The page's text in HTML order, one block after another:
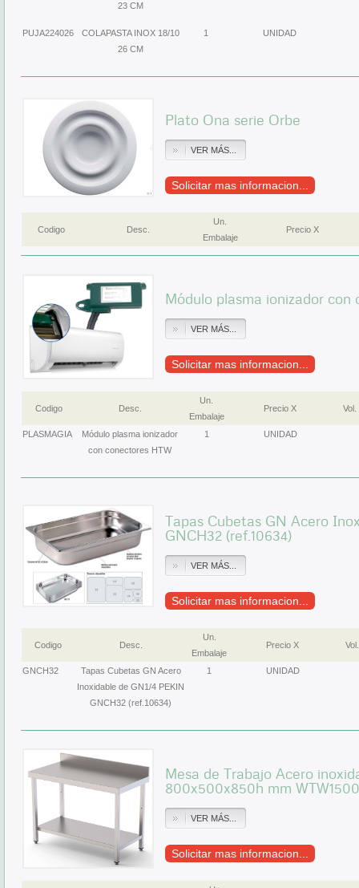
23 CM
PUJA224026
COLAPASTA INOX 18/10
26 CM
1 UNIDAD
Plato Ona serie Orbe
VER MÁS...
Solicitar mas informacion...
Codigo Desc.
Un.
Embalaje
Precio X
Módulo plasma ionizador con
VER MÁS...
Solicitar mas informacion...
Codigo Desc.
Un.
Embalaje
Precio X Vol.
PLASMAGIA
Módulo plasma ionizador
con conectores HTW
1 UNIDAD
Tapas Cubetas GN Acero
GNCH32 (ref.10634)
VER MÁS...
Solicitar mas informacion...
Codigo Desc.
Un.
Embalaje
Precio X Vol.
GNCH32
Tapas Cubetas GN Acero
Inoxidable de GN1/4 PEKIN
GNCH32 (ref.10634)
1 UNIDAD
Mesa de Trabajo Acero
800x500x850h mm
VER MÁS...
Solicitar mas informacion...